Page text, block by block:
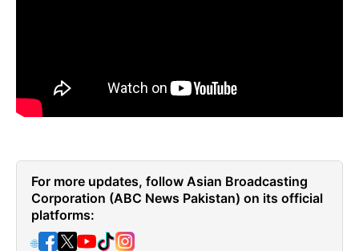
For more updates, follow Asian Broadcasting
Corporation (ABC News Pakistan) on its official
platforms:
🌐